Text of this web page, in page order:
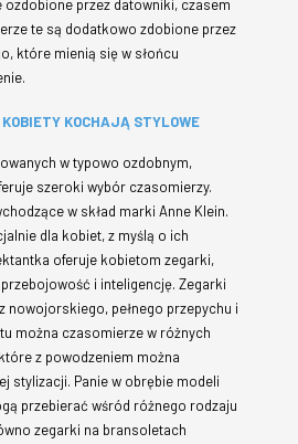
przez datowniki, czasem
te są dodatkowo zdobione przez
które mienią się w słońcu
KOCHAJĄ STYLOWE
w typowo ozdobnym,
szeroki wybór czasomierzy.
w skład marki Anne Klein.
dla kobiet, z myślą o ich
oferuje kobietom zegarki,
i inteligencję. Zegarki
nowojorskiego, pełnego przepychu i
można czasomierze w różnych
z powodzeniem można
stylizacji. Panie w obrębie modeli
przebierać wśród różnego rodzaju
zegarki na bransoletach